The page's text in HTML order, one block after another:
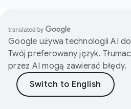
Google używa technologii AI
Twój preferowany język.
przez AI mogą zawierać błędy.